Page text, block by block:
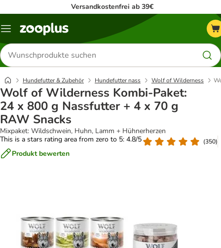
Versandkostenfrei ab 39€
Menü
Produkte
suchen
Hundefutter & Zubehör Hundefutter nass Wolf of Wilderness
Wolf of Wilderness Kombi-Paket:
24 x 800 g Nassfutter + 4 x 70 g
RAW Snacks
Mixpaket: Wildschwein, Huhn, Lamm + Hühnerherzen
This is a stars rating area from zero to 5: 4.8/5
(350)
Produkt bewerten